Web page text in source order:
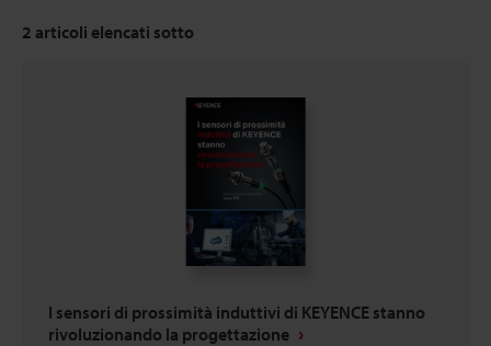
2 articoli elencati sotto
I sensori di prossimità induttivi di KEYENCE stanno
rivoluzionando la progettazione